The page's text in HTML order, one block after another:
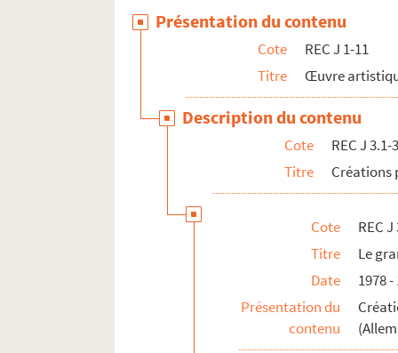
REC J 8.1-3. Écrits et recherches d'Alain
REC J 9.1-2. Alain Recoing directeur
REC J 10.1-2. Alain Recoing militant de
REC J 11.1-3. Autres activités
REC M 1-4. Documentation générale sur la
REC T 1-3. Documents photographiques et
REC V 1. Affiches.
Présentation du contenu
Cote
REC J 1-11
Titre
Œuvre
Description du contenu
Cote
REC J 3.1-
Titre
Créations
Cote
REC
Titre
Le
Date
1978 -
Présentation du
contenu